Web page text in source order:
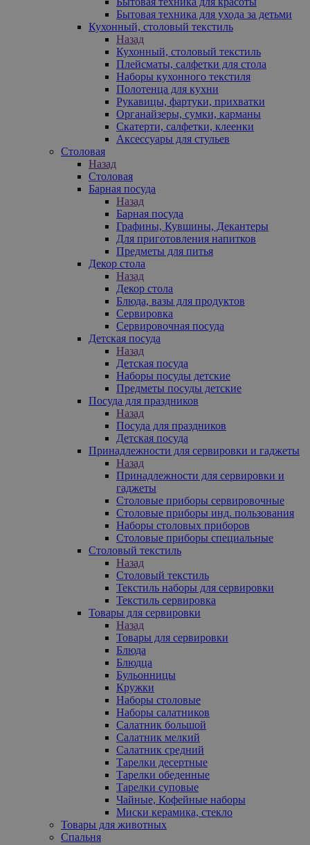
Бытовая техника для ухода за детьми
Кухонный, столовый текстиль
Назад
Кухонный, столовый текстиль
Плейсматы, салфетки для стола
Наборы кухонного текстиля
Полотенца для кухни
Рукавицы, фартуки, прихватки
Органайзеры, сумки, карманы
Скатерти, салфетки, клеенки
Аксессуары для стульев
Столовая
Назад
Столовая
Барная посуда
Назад
Барная посуда
Графины, Кувшины, Декантеры
Для приготовления напитков
Предметы для питья
Декор стола
Назад
Декор стола
Блюда, вазы для продуктов
Сервировка
Сервировочная посуда
Детская посуда
Назад
Детская посуда
Наборы посуды детские
Предметы посуды детские
Посуда для праздников
Назад
Посуда для праздников
Детская посуда
Принадлежности для сервировки и гаджеты
Назад
Принадлежности для сервировки и
гаджеты
Столовые приборы сервировочные
Столовые приборы инд. пользования
Наборы столовых приборов
Столовые приборы специальные
Столовый текстиль
Назад
Столовый текстиль
Текстиль наборы для сервировки
Текстиль сервировка
Товары для сервировки
Назад
Товары для сервировки
Блюда
Блюдца
Бульонницы
Кружки
Наборы столовые
Наборы салатников
Салатник большой
Салатник мелкий
Салатник средний
Тарелки десертные
Тарелки обеденные
Тарелки суповые
Чайные, Кофейные наборы
Миски керамика, стекло
Товары для животных
Спальня